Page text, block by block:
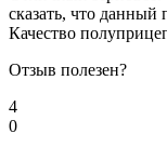
сказать, что данный
Качество
Отзыв полезен?
4
0